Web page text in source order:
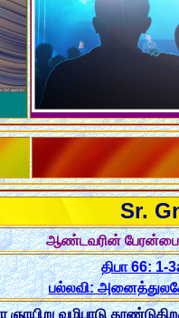
Sr.
ஆண்டவரின்
திபா 66: 1-
பல்லவி:
வழிபாடு